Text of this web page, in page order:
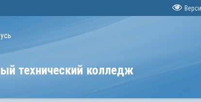
технический колледж